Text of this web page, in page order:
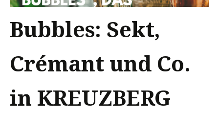
Bubbles: Sekt,
Crémant und Co.
in KREUZBERG